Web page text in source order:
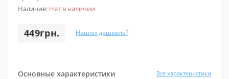
Наличие: Нет в наличии
449грн. Нашли дешевле?
Основные характеристики Все характеристики